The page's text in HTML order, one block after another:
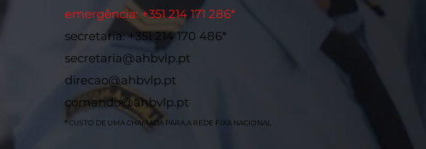
emergência: +351 214 171 286*
secretaria: +351 214 170 486*
secretaria@ahbvlp.pt
direcao@ahbvlp.pt
comando@ahbvlp.pt
* CUSTO DE UMA CHAMADA PARA A REDE FIXA NACIONAL